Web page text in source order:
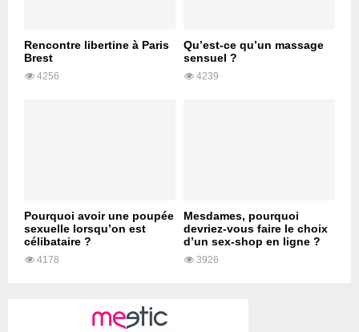
Rencontre libertine à Paris
Brest
4256
Qu’est-ce qu’un massage
sensuel ?
4239
Pourquoi avoir une poupée
sexuelle lorsqu’on est
célibataire ?
4178
Mesdames, pourquoi
devriez-vous faire le choix
d’un sex-shop en ligne ?
3926